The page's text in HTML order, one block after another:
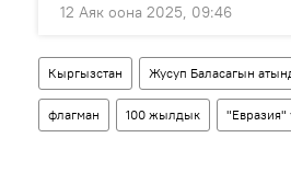
12 Аяк оона 2025, 09:46
Кыргызстан Жусуп Баласагын
флагман 100 жылдык